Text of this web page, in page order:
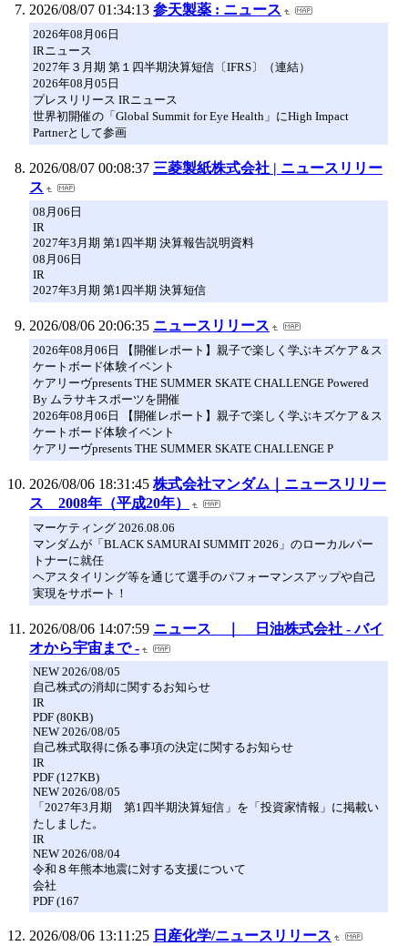
2026/08/07 01:34:13 参天製薬 : ニュース
2026年08月06日
IRニュース
2027年３月期 第１四半期決算短信〔IFRS〕（連結）
2026年08月05日
プレスリリース IRニュース
世界初開催の「Global Summit for Eye Health」にHigh Impact
Partnerとして参画
2026/08/07 00:08:37 三菱製紙株式会社 | ニュースリリー
ス
08月06日
IR
2027年3月期 第1四半期 決算報告説明資料
08月06日
IR
2027年3月期 第1四半期 決算短信
2026/08/06 20:06:35 ニュースリリース
2026年08月06日 【開催レポート】親子で楽しく学ぶキズケア＆ス
ケートボード体験イベント
ケアリーヴpresents THE SUMMER SKATE CHALLENGE Powered
By ムラサキスポーツを開催
2026年08月06日 【開催レポート】親子で楽しく学ぶキズケア＆ス
ケートボード体験イベント
ケアリーヴpresents THE SUMMER SKATE CHALLENGE P
2026/08/06 18:31:45 株式会社マンダム｜ニュースリリー
ス 2008年（平成20年）
マーケティング 2026.08.06
マンダムが「BLACK SAMURAI SUMMIT 2026」のローカルパー
トナーに就任
ヘアスタイリング等を通じて選手のパフォーマンスアップや自己
実現をサポート！
2026/08/06 14:07:59 ニュース ｜ 日油株式会社 - バイ
オから宇宙まで -
NEW 2026/08/05
自己株式の消却に関するお知らせ
IR
PDF (80KB)
NEW 2026/08/05
自己株式取得に係る事項の決定に関するお知らせ
IR
PDF (127KB)
NEW 2026/08/05
「2027年3月期 第1四半期決算短信」を「投資家情報」に掲載い
たしました。
IR
NEW 2026/08/04
令和８年熊本地震に対する支援について
会社
PDF (167
2026/08/06 13:11:25 日産化学/ニュースリリース